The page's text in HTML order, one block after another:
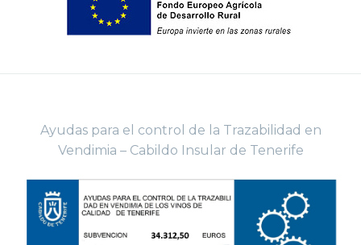
Ayudas para el control de la Trazabilidad en
Vendimia – Cabildo Insular de Tenerife